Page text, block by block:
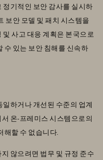
정기적인 보안 감사를 실시하
보안 모델 및 패치 시스템을
사고 대응 계획은 본국으로
수 있는 보안 침해를 신속하
하거나 개선된 수준의 업계
온-프레미스 시스템으로의
해할 수 없습니다.
않으려면 법무 및 규정 준수